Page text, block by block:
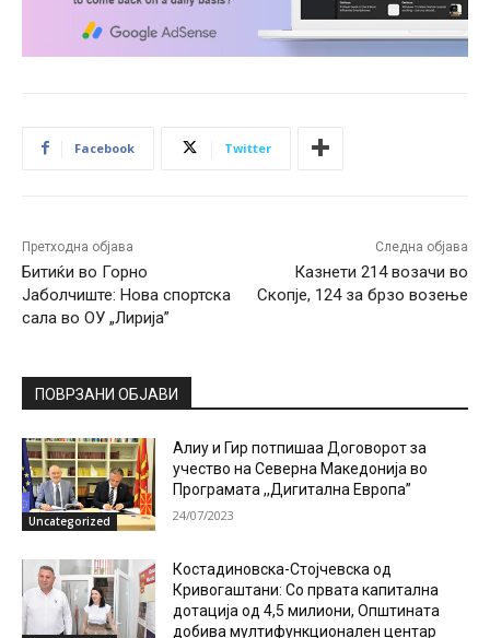
Facebook Twitter
Претходна објава
Битиќи во Горно
Јаболчиште: Нова спортска
сала во ОУ „Лирија”
Следна објава
Казнети 214 возачи во
Скопје, 124 за брзо возење
ПОВРЗАНИ ОБЈАВИ
Uncategorized
Алиу и Гир потпишаа Договорот за
учество на Северна Македонија во
Програмата ,,Дигитална Европа”
24/07/2023
Костадиновска-Стојчевска од
Кривогаштани: Со првата капитална
дотација од 4,5 милиони, Општината
добива мултифункционален центар